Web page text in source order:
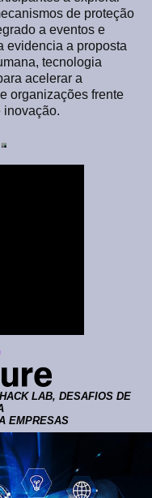
de proteção
a eventos e
evidencia a proposta
tecnologia
acelerar a
organizações frente
inovação.
LAB, DESAFIOS DE
EMPRESAS